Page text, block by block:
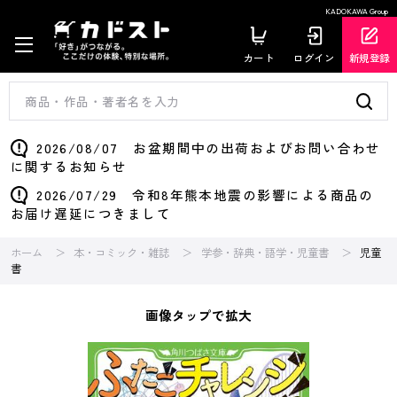
KADOKAWA Group
カート ログイン 新規登録
2026/08/07 お盆期間中の出荷およびお問い合わせ
に関するお知らせ
2026/07/29 令和8年熊本地震の影響による商品の
お届け遅延につきまして
ホーム 本・コミック・雑誌 学参・辞典・語学・児童書
児童
書
画像タップで拡大